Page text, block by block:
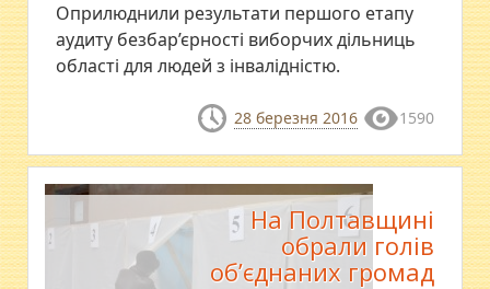
Оприлюднили результати першого етапу
аудиту безбар’єрності виборчих дільниць
області для людей з інвалідністю.
28 березня 2016 1590
На Полтавщині
обрали голів
об’єднаних громад